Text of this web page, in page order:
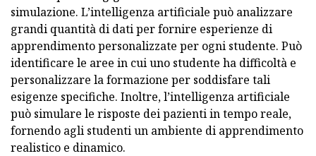
simulazione. L’intelligenza artificiale può analizzare
grandi quantità di dati per fornire esperienze di
apprendimento personalizzate per ogni studente. Può
identificare le aree in cui uno studente ha difficoltà e
personalizzare la formazione per soddisfare tali
esigenze specifiche. Inoltre, l’intelligenza artificiale
può simulare le risposte dei pazienti in tempo reale,
fornendo agli studenti un ambiente di apprendimento
realistico e dinamico.